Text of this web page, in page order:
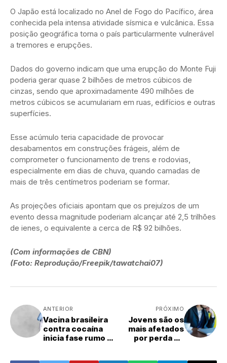
O Japão está localizado no Anel de Fogo do Pacífico, área
conhecida pela intensa atividade sísmica e vulcânica. Essa
posição geográfica torna o país particularmente vulnerável
a tremores e erupções.
Dados do governo indicam que uma erupção do Monte Fuji
poderia gerar quase 2 bilhões de metros cúbicos de
cinzas, sendo que aproximadamente 490 milhões de
metros cúbicos se acumulariam em ruas, edifícios e outras
superfícies.
Esse acúmulo teria capacidade de provocar
desabamentos em construções frágeis, além de
comprometer o funcionamento de trens e rodovias,
especialmente em dias de chuva, quando camadas de
mais de três centímetros poderiam se formar.
As projeções oficiais apontam que os prejuízos de um
evento dessa magnitude poderiam alcançar até 2,5 trilhões
de ienes, o equivalente a cerca de R$ 92 bilhões.
(Com informações de CBN)
(Foto: Reprodução/Freepik/tawatchai07)
ANTERIOR
Vacina brasileira
contra cocaína
inicia fase rumo a
PRÓXIMO
Jovens são os
mais afetados
por perda de